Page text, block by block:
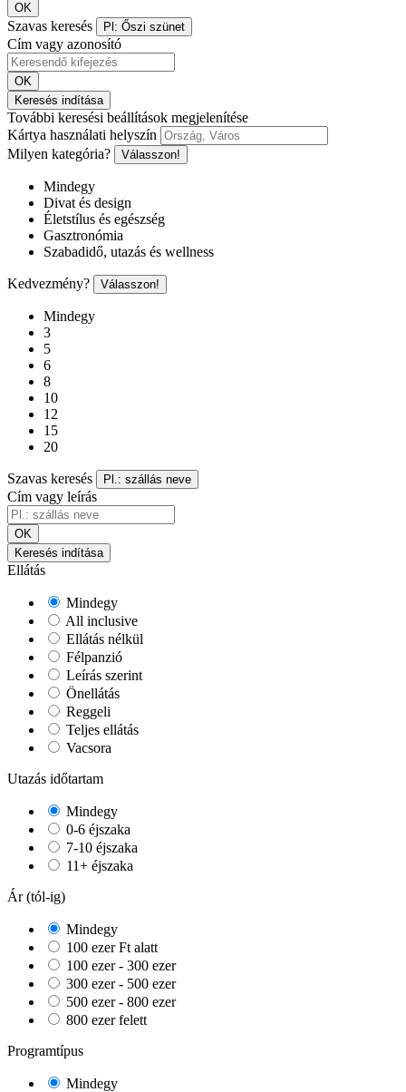
OK
Szavas keresés Pl: Őszi szünet
Cím vagy azonosító
OK
Keresés indítása
További keresési beállítások megjelenítése
Kártya használati helyszín
Milyen kategória?
Válasszon!
Mindegy
Divat és design
Életstílus és egészség
Gasztronómia
Szabadidő, utazás és wellness
Kedvezmény? Válasszon!
Mindegy
3
5
6
8
10
12
15
20
Szavas keresés Pl.: szállás neve
Cím vagy leírás
OK
Keresés indítása
Ellátás
Mindegy
All inclusive
Ellátás nélkül
Félpanzió
Leírás szerint
Önellátás
Reggeli
Teljes ellátás
Vacsora
Utazás időtartam
Mindegy
0-6 éjszaka
7-10 éjszaka
11+ éjszaka
Ár (tól-ig)
Mindegy
100 ezer Ft alatt
100 ezer - 300 ezer
300 ezer - 500 ezer
500 ezer - 800 ezer
800 ezer felett
Programtípus
Mindegy